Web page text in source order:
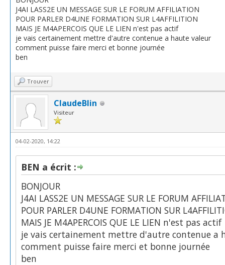
J4AI LASS2E UN MESSAGE SUR LE FORUM AFFILIATION
POUR PARLER D4UNE FORMATION SUR L4AFFILITION
MAIS JE M4APERCOIS QUE LE LIEN n'est pas actif
je vais certainement mettre d'autre contenue a haute valeur
comment puisse faire merci et bonne journée
ben
Trouver
ClaudeBlin
Visiteur
04-02-2020, 14:22
BEN a écrit :
BONJOUR
J4AI LASS2E UN MESSAGE SUR LE FORUM
POUR PARLER D4UNE FORMATION SUR
MAIS JE M4APERCOIS QUE LE LIEN n'est pas actif
je vais certainement mettre d'autre contenue a
comment puisse faire merci et bonne journée
ben